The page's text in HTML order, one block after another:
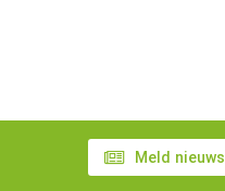
Meld nieuws